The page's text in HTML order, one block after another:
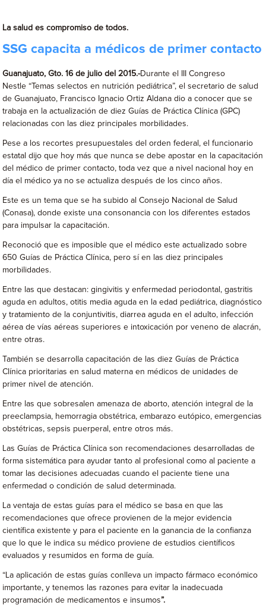
La salud es compromiso de todos.
SSG capacita a médicos de primer contacto
Guanajuato, Gto. 16 de julio del 2015.-Durante el III Congreso
Nestle “Temas selectos en nutrición pediátrica”, el secretario de salud
de Guanajuato, Francisco Ignacio Ortiz Aldana dio a conocer que se
trabaja en la actualización de diez Guías de Práctica Clínica (GPC)
relacionadas con las diez principales morbilidades.
Pese a los recortes presupuestales del orden federal, el funcionario
estatal dijo que hoy más que nunca se debe apostar en la capacitación
del médico de primer contacto, toda vez que a nivel nacional hoy en
día el médico ya no se actualiza después de los cinco años.
Este es un tema que se ha subido al Consejo Nacional de Salud
(Conasa), donde existe una consonancia con los diferentes estados
para impulsar la capacitación.
Reconoció que es imposible que el médico este actualizado sobre
650 Guías de Práctica Clínica, pero sí en las diez principales
morbilidades.
Entre las que destacan: gingivitis y enfermedad periodontal, gastritis
aguda en adultos, otitis media aguda en la edad pediátrica, diagnóstico
y tratamiento de la conjuntivitis, diarrea aguda en el adulto, infección
aérea de vías aéreas superiores e intoxicación por veneno de alacrán,
entre otras.
También se desarrolla capacitación de las diez Guías de Práctica
Clínica prioritarias en salud materna en médicos de unidades de
primer nivel de atención.
Entre las que sobresalen amenaza de aborto, atención integral de la
preeclampsia, hemorragia obstétrica, embarazo eutópico, emergencias
obstétricas, sepsis puerperal, entre otros más.
Las Guías de Práctica Clínica son recomendaciones desarrolladas de
forma sistemática para ayudar tanto al profesional como al paciente a
tomar las decisiones adecuadas cuando el paciente tiene una
enfermedad o condición de salud determinada.
La ventaja de estas guías para el médico se basa en que las
recomendaciones que ofrece provienen de la mejor evidencia
científica existente y para el paciente en la ganancia de la confianza
que lo que le indica su médico proviene de estudios científicos
evaluados y resumidos en forma de guía.
“La aplicación de estas guías conlleva un impacto fármaco económico
importante, y tenemos las razones para evitar la inadecuada
programación de medicamentos e insumos”.